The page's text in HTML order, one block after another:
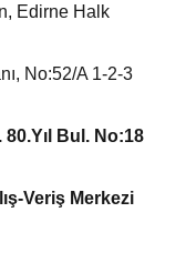
Edirne Halk
No:52/A 1-2-3
Bul. No:18
Veriş Merkezi